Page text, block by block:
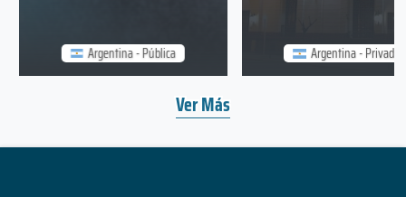
Argentina - Pública Argentina - Privada
Ver Más